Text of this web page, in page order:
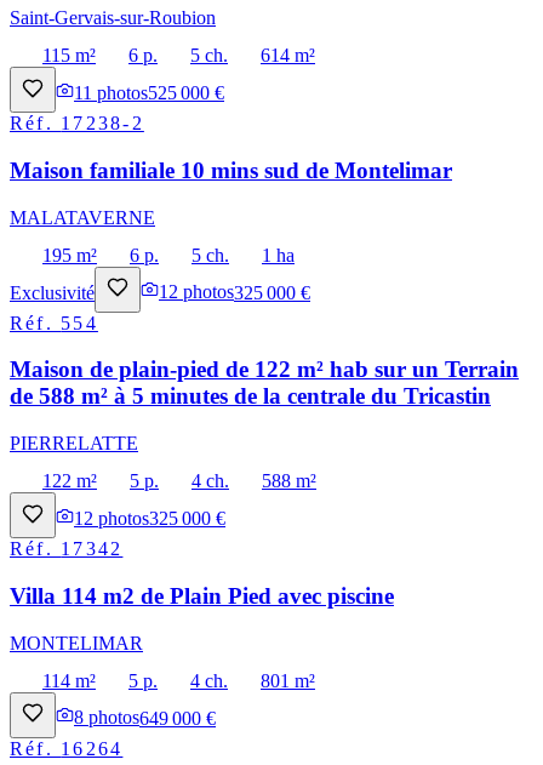
Saint-Gervais-sur-Roubion
115 m²
6 p. 5 ch.
614 m²
11 photos525 000 €
Réf. 17238-2
Maison familiale 10 mins sud de Montelimar
MALATAVERNE
195 m²
6 p. 5 ch.
1 ha
Exclusivité
12 photos325 000 €
Réf. 554
Maison de plain-pied de 122 m² hab sur un Terrain
de 588 m² à 5 minutes de la centrale du Tricastin
PIERRELATTE
122 m²
5 p. 4 ch.
588 m²
12 photos325 000 €
Réf. 17342
Villa 114 m2 de Plain Pied avec piscine
MONTELIMAR
114 m²
5 p. 4 ch.
801 m²
8 photos649 000 €
Réf. 16264